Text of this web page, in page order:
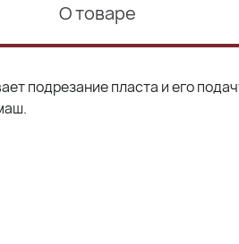
О товаре
подрезание пласта и его